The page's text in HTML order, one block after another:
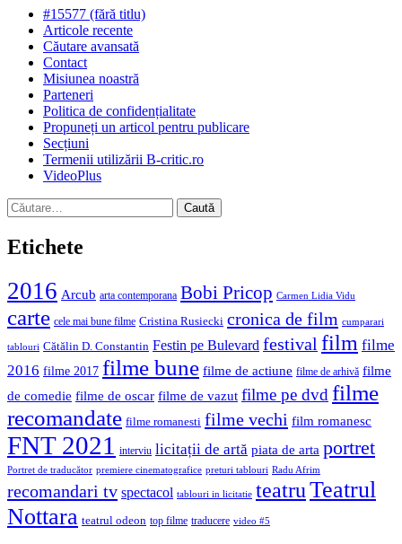
#15577 (fără titlu)
Articole recente
Căutare avansată
Contact
Misiunea noastră
Parteneri
Politica de confidențialitate
Propuneți un articol pentru publicare
Secțiuni
Termenii utilizării B-critic.ro
VideoPlus
Caută
după:
Etichete
2016 Arcub arta contemporana Bobi Pricop Carmen Lidia Vidu
carte cele mai bune filme Cristina Rusiecki cronica de film cumparari
tablouri Cătălin D. Constantin Festin pe Bulevard festival film filme
2016 filme 2017 filme bune filme de actiune filme de arhivă filme
de comedie filme de oscar filme de vazut filme pe dvd filme
recomandate filme romanesti filme vechi film romanesc
FNT 2021 interviu licitații de artă piata de arta portret
Portret de traducător premiere cinematografice preturi tablouri Radu Afrim
recomandari tv spectacol tablouri in licitatie teatruTeatrul
Nottara teatrul odeon top filme traducere video #5